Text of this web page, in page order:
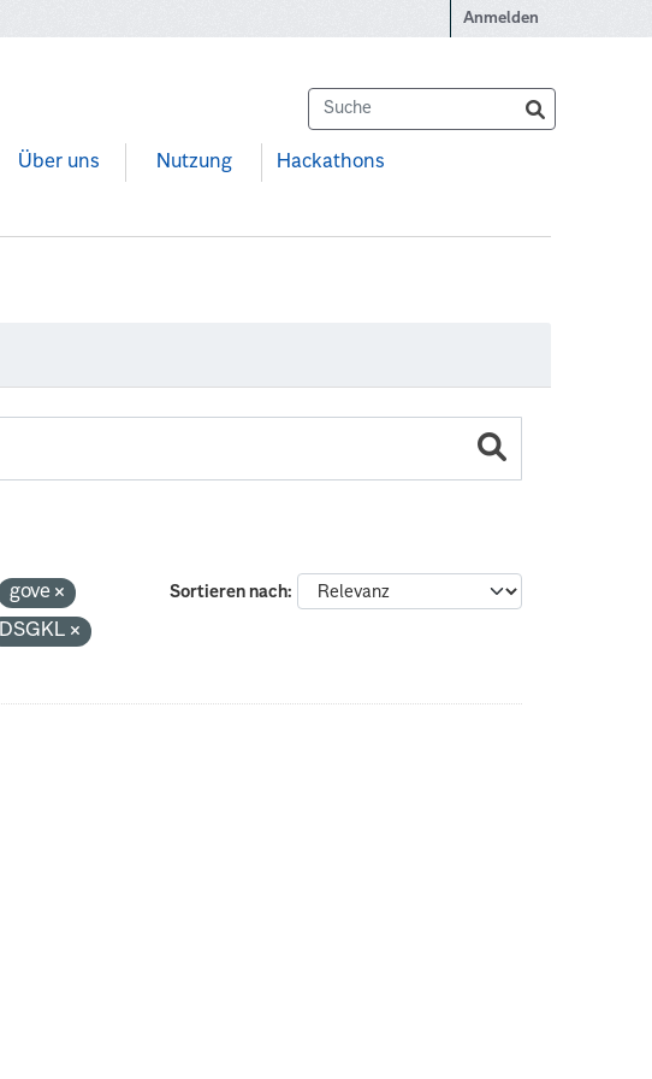
Anmelden
Über uns Nutzung Hackathons
Sortieren nach
gove
DSGKL